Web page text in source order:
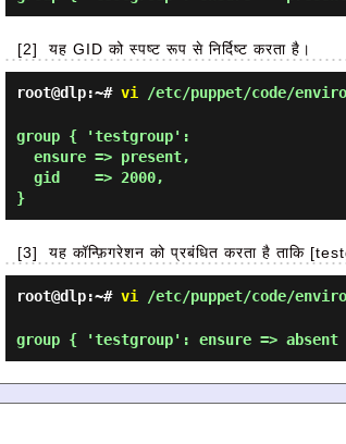
[2] यह GID को स्पष्ट रूप से निर्दिष्ट करता है।
root@dlp:~# vi /etc/puppet/code/
group { 'testgroup':
[3] यह कॉन्फ़िगरेशन को प्रबंधित करता है ताकि
root@dlp:~# vi /etc/puppet/code/